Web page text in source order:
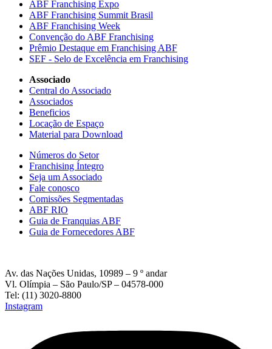
ABF Franchising Expo
ABF Franchising Summit Brasil
ABF Franchising Week
Convenção do ABF Franchising
Prêmio Destaque em Franchising ABF
SEF - Selo de Excelência em Franchising
Associado
Central do Associado
Associados
Beneficios
Locação de Espaço
Material para Download
Números do Setor
Franchising Íntegro
Seja um Associado
Fale conosco
Comissões Segmentadas
ABF RIO
Guia de Franquias ABF
Guia de Fornecedores ABF
Av. das Nações Unidas, 10989 – 9 º andar
Vl. Olímpia – São Paulo/SP – 04578-000
Tel: (11) 3020-8800
Instagram